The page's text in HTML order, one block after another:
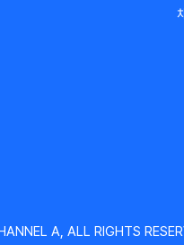
A, ALL RIGHTS